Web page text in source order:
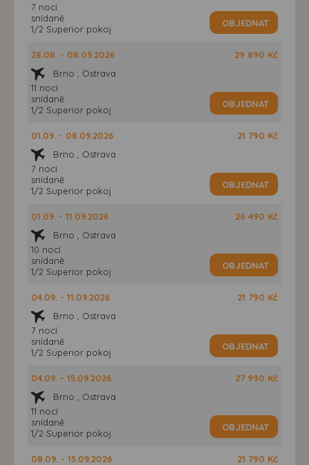
7 nocí
snídaně
1/2 Superior pokoj
OBJEDNAT
28.08. - 08.09.2026
Brno , Ostrava
11 nocí
snídaně
1/2 Superior pokoj
29 890 Kč
OBJEDNAT
01.09. - 08.09.2026
Brno , Ostrava
7 nocí
snídaně
1/2 Superior pokoj
21 790 Kč
OBJEDNAT
01.09. - 11.09.2026
Brno , Ostrava
10 nocí
snídaně
1/2 Superior pokoj
26 490 Kč
OBJEDNAT
04.09. - 11.09.2026
Brno , Ostrava
7 nocí
snídaně
1/2 Superior pokoj
21 790 Kč
OBJEDNAT
04.09. - 15.09.2026
Brno , Ostrava
11 nocí
snídaně
1/2 Superior pokoj
27 990 Kč
OBJEDNAT
08.09. - 15.09.2026
21 790 Kč